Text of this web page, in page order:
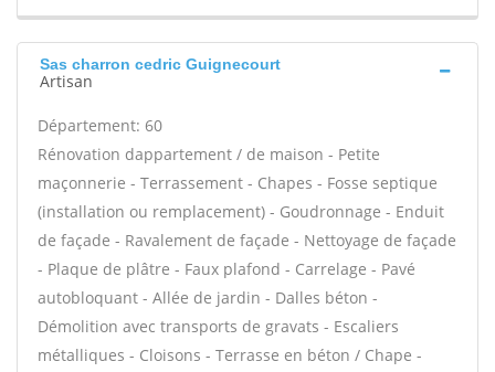
Sas charron cedric Guignecourt
Artisan
Département: 60
Rénovation dappartement / de maison - Petite
maçonnerie - Terrassement - Chapes - Fosse septique
(installation ou remplacement) - Goudronnage - Enduit
de façade - Ravalement de façade - Nettoyage de façade
- Plaque de plâtre - Faux plafond - Carrelage - Pavé
autobloquant - Allée de jardin - Dalles béton -
Démolition avec transports de gravats - Escaliers
métalliques - Cloisons - Terrasse en béton / Chape -